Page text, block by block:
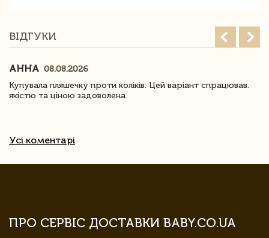
ВІДГУКИ
АННА 08.08.2026
Купувала пляшечку проти коліків. Цей варіант спрацював.
якістю та ціною задоволена.
Усі коментарі
ПРО СЕРВІС ДОСТАВКИ BABY.CO.UA